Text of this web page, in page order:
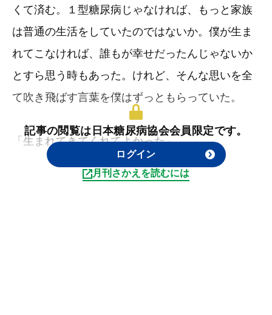
くて済む。１型糖尿病じゃなければ、もっと家族
は普通の生活をしていたのではないか。僕が生ま
れてこなければ、誰もが幸せだったんじゃないか
とすら思う時もあった。けれど、そんな思いを全
て吹き飛ばす言葉を僕はずっともらっていた。
「生まれてきてくれてよかった」
「生きてさえいればそれでいい」
記事の閲覧は日本糖尿病協会会員限定です。
ログイン
月刊さかえを読むには